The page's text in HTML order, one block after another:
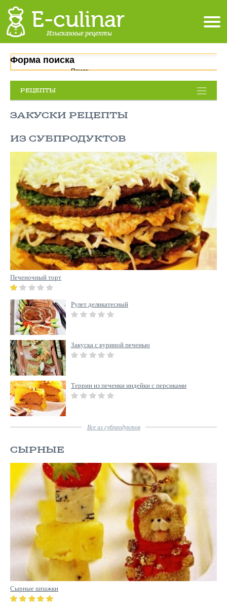
Форма поиска
Поиск
РЕЦЕПТЫ
ЗАКУСКИ РЕЦЕПТЫ
ИЗ СУБПРОДУКТОВ
Печеночный торт
Рулет деликатесный
Закуска с куриной печенью
Террин из печенки индейки с персиками
Всеиз субпродуктов
СЫРНЫЕ
Сырные шпажки